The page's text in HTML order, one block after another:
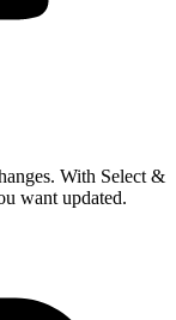
With Select &
want updated.